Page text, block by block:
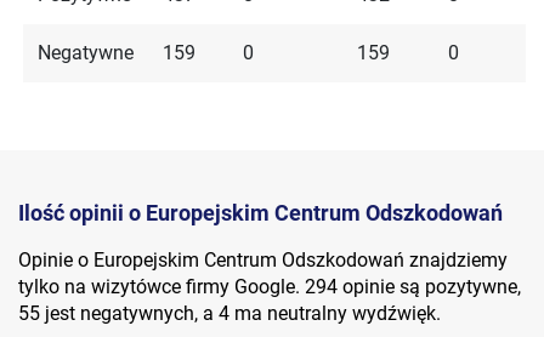
Negatywne 159 0 159 0
Ilość opinii o Europejskim Centrum Odszkodowań
Opinie o Europejskim Centrum Odszkodowań znajdziemy
tylko na wizytówce firmy Google. 294 opinie są pozytywne,
55 jest negatywnych, a 4 ma neutralny wydźwięk.